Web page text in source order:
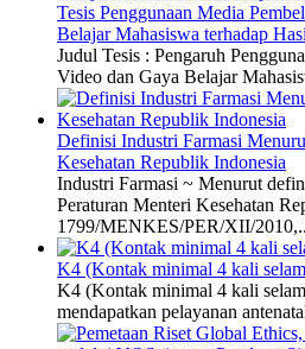
Tesis Penggunaan Media
Belajar Mahasiswa terhadap
Judul Tesis : Pengaruh
Video dan Gaya Belajar
Definisi Industri Farmasi
Kesehatan Republik Indonesia
Industri Farmasi ~ Menurut
Peraturan Menteri Kesehatan
1799/MENKES/PER/XII/
K4 (Kontak minimal 4 kali
K4 (Kontak minimal 4 kali
mendapatkan pelayanan